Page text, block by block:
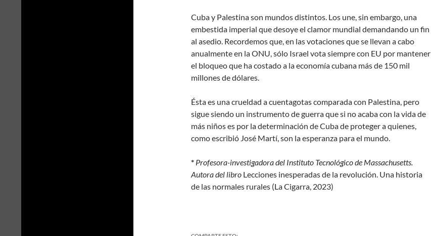
Cuba y Palestina son mundos distintos. Los une, sin embargo, una
embestida imperial que desoye el clamor mundial demandando un fin
al asedio. Recordemos que, en las votaciones que se llevan a cabo
anualmente en la ONU, sólo Israel vota siempre con EU por mantener
el bloqueo que ha costado a la economía cubana más de 150 mil
millones de dólares.
Ésta es una crueldad a cuentagotas comparada con Palestina, pero
sigue siendo un instrumento de guerra que si no acaba con la vida de
más niños es por la determinación de Cuba de proteger a quienes,
como escribió José Martí, son la esperanza para el mundo.
* Profesora-investigadora del Instituto Tecnológico de Massachusetts.
Autora del libro Lecciones inesperadas de la revolución. Una historia
de las normales rurales (La Cigarra, 2023)